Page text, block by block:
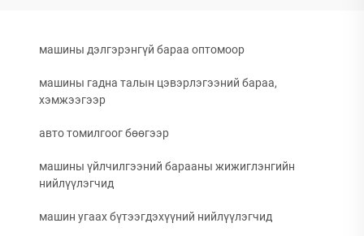
машины дэлгэрэнгүй бараа оптомоор
машины гадна талын цэвэрлэгээний бараа,
хэмжээгээр
авто томилгоог бөөгээр
машины үйлчилгээний барааны жижиглэнгийн
нийлүүлэгчид
машин угаах бүтээгдэхүүний нийлүүлэгчид